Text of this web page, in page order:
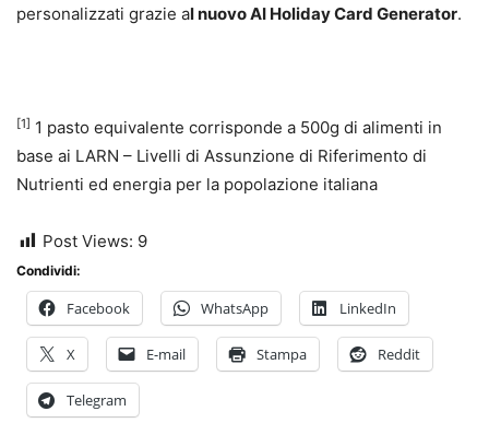
personalizzati grazie al nuovo AI Holiday Card Generator.
[1] 1 pasto equivalente corrisponde a 500g di alimenti in
base ai LARN – Livelli di Assunzione di Riferimento di
Nutrienti ed energia per la popolazione italiana
Post Views: 9
Condividi:
Facebook WhatsApp LinkedIn
X E-mail Stampa Reddit
Telegram